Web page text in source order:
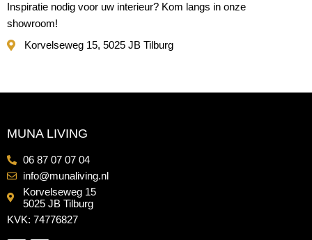
Inspiratie nodig voor uw interieur? Kom langs in onze
showroom!
Korvelseweg 15, 5025 JB Tilburg
MUNA LIVING
06 87 07 07 04
info@munaliving.nl
Korvelseweg 15
5025 JB Tilburg
KVK: 74776827